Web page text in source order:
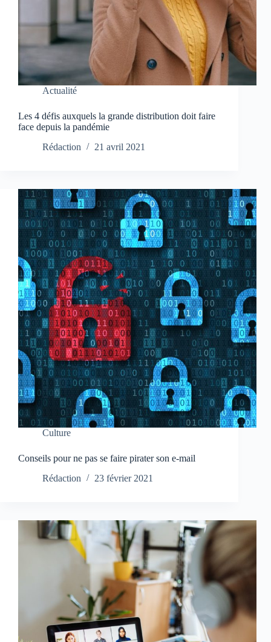
Actualité
Les 4 défis auxquels la grande distribution doit faire
face depuis la pandémie
Rédaction
21 avril 2021
Culture
Conseils pour ne pas se faire pirater son e-mail
Rédaction
23 février 2021